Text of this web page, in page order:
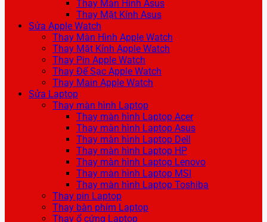
Thay Màn Hình Asus
Thay Mặt Kính Asus
Sửa Apple Watch
Thay Màn Hình Apple Watch
Thay Mặt Kính Apple Watch
Thay Pin Apple Watch
Thay Đế Sạc Apple Watch
Thay Main Apple Watch
Sửa Laptop
Thay màn hình Laptop
Thay màn hình Laptop Acer
Thay màn hình Laptop Asus
Thay màn hình Laptop Dell
Thay màn hình Laptop HP
Thay màn hình Laptop Lenovo
Thay màn hình Laptop MSI
Thay màn hình Laptop Toshiba
Thay pin Laptop
Thay bàn phím Laptop
Thay ổ cứng Laptop